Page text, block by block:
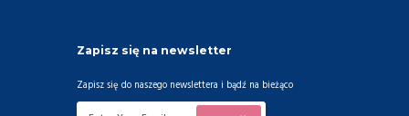
Zapisz się na newsletter
Zapisz się do naszego newslettera i bądź na bieżąco